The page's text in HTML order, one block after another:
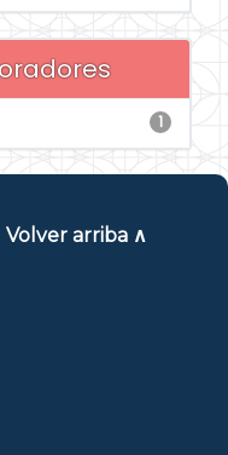
1
Volver arriba ∧